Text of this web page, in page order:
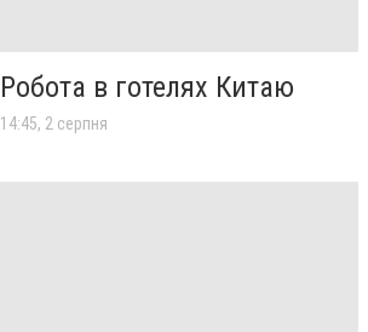
Робота в готелях Китаю
14:45, 2 серпня